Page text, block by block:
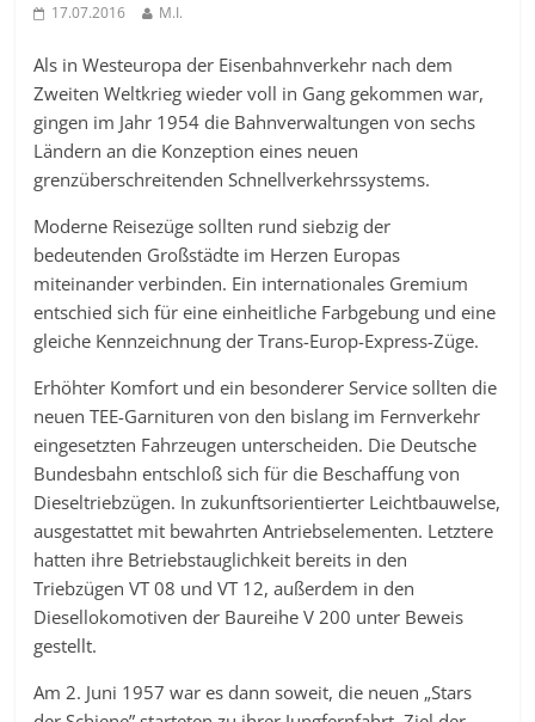
17.07.2016 M.I.
Als in Westeuropa der Eisenbahnverkehr nach dem
Zweiten Weltkrieg wieder voll in Gang gekommen war,
gingen im Jahr 1954 die Bahnverwaltungen von sechs
Ländern an die Konzeption eines neuen
grenzüberschreitenden Schnellverkehrssystems.
Moderne Reisezüge sollten rund siebzig der
bedeutenden Großstädte im Herzen Europas
miteinander verbinden. Ein internationales Gremium
entschied sich für eine einheitliche Farbgebung und eine
gleiche Kennzeichnung der Trans-Europ-Express-Züge.
Erhöhter Komfort und ein besonderer Service sollten die
neuen TEE-Garnituren von den bislang im Fernverkehr
eingesetzten Fahrzeugen unterscheiden. Die Deutsche
Bundesbahn entschloß sich für die Beschaffung von
Dieseltriebzügen. In zukunftsorientierter Leichtbauwelse,
ausgestattet mit bewahrten Antriebselementen. Letztere
hatten ihre Betriebstauglichkeit bereits in den
Triebzügen VT 08 und VT 12, außerdem in den
Diesellokomotiven der Baureihe V 200 unter Beweis
gestellt.
Am 2. Juni 1957 war es dann soweit, die neuen „Stars